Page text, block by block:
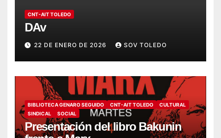
CNT-AIT TOLEDO
DAv
22 DE ENERO DE 2026 SOV TOLEDO
BIBLIOTECA GENARO SEGUIDO CNT-AIT TOLEDO
CULTURAL
SINDICAL
SOCIAL
Presentación del libro Bakunin